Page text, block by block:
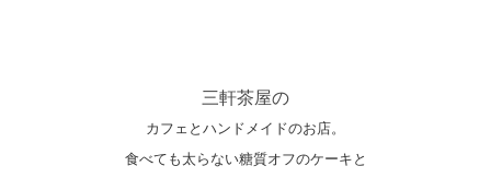
三軒茶屋の
カフェとハンドメイドのお店。
食べても太らない糖質オフのケーキと